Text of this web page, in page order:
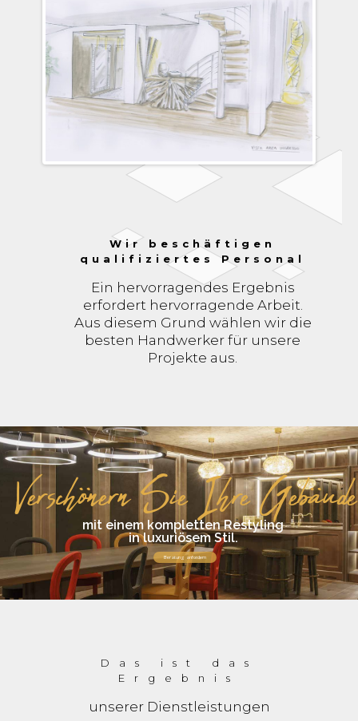
Wir beschäftigen
qualifiziertes Personal
Ein hervorragendes Ergebnis
erfordert hervorragende Arbeit.
Aus diesem Grund wählen wir die
besten Handwerker für unsere
Projekte aus.
Verschönern Sie Ihre Gebäude
mit einem kompletten Restyling
in luxuriösem Stil.
Beratung anfordern
Das ist das
Ergebnis
unserer Dienstleistungen